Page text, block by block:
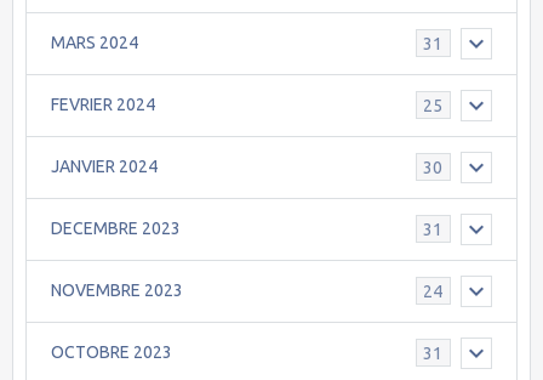
MARS 2024 31
FEVRIER 2024 25
JANVIER 2024 30
DECEMBRE 2023 31
NOVEMBRE 2023 24
OCTOBRE 2023 31